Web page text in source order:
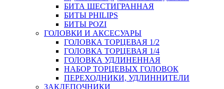
БИТА ШЕСТИГРАННАЯ
БИТЫ PHILIPS
БИТЫ POZI
ГОЛОВКИ И АКСЕСУАРЫ
ГОЛОВКА ТОРЦЕВАЯ 1/2
ГОЛОВКА ТОРЦЕВАЯ 1/4
ГОЛОВКА УДЛИНЕННАЯ
НАБОР ТОРЦЕВЫХ ГОЛОВОК
ПЕРЕХОДНИКИ, УДЛИННИТЕЛИ
ЗАКЛЕПОЧНИКИ